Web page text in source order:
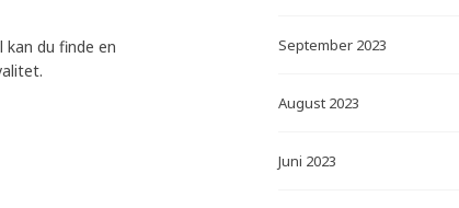
du finde en
September 2023
August 2023
Juni 2023